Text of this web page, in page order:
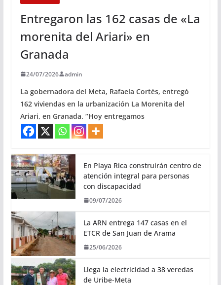
Entregaron las 162 casas de «La
morenita del Ariari» en
Granada
24/07/2026 admin
La gobernadora del Meta, Rafaela Cortés, entregó
162 viviendas en la urbanización La Morenita del
Ariari, en Granada. “Hoy entregamos
En Playa Rica construirán centro de
atención integral para personas
con discapacidad
09/07/2026
La ARN entrega 147 casas en el
ETCR de San Juan de Arama
25/06/2026
Llega la electricidad a 38 veredas
de Uribe-Meta